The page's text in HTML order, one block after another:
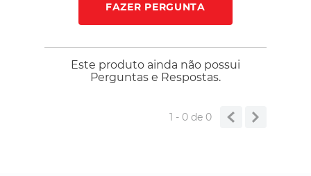
FAZER PERGUNTA
Este produto ainda não possui
Perguntas e Respostas.
1 - 0de 0